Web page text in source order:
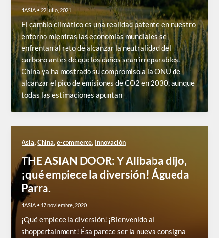
4ASIA•22 julio, 2021
El cambio climático es una realidad patente en nuestro
entorno mientras las economías mundiales se
enfrentan al reto de alcanzar la neutralidad del
carbono antes de que los daños sean irreparables.
China ya ha mostrado su compromiso a la ONU de
alcanzar el pico de emisiones de CO2 en 2030, aunque
todas las estimaciones apuntan
Asia,China,e-commerce, Innovación
THE ASIAN DOOR: Y Alibaba dijo,
¡qué empiece la diversión! Águeda
Parra.
4ASIA • 17 noviembre, 2020
¡Qué empiece la diversión! ¡Bienvenido al
shoppertainment! Ésa parece ser la nueva consigna